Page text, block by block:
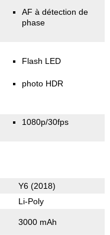
AF à détection de
phase
Flash LED
photo HDR
1080p/30fps
Y6 (2018)
Li-Poly
3000 mAh